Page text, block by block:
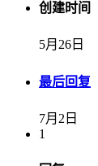
创建时间
5月26日
最后回复
7月2日
1